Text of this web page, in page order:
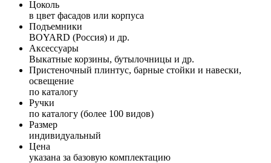
Цоколь
в цвет фасадов или корпуса
Подъемники
BOYARD (Россия) и др.
Аксессуары
Выкатные корзины, бутылочницы и др.
Пристеночный плинтус, барные стойки и навески,
освещение
по каталогу
Ручки
по каталогу (более 100 видов)
Размер
индивидуальный
Цена
указана за базовую комплектацию